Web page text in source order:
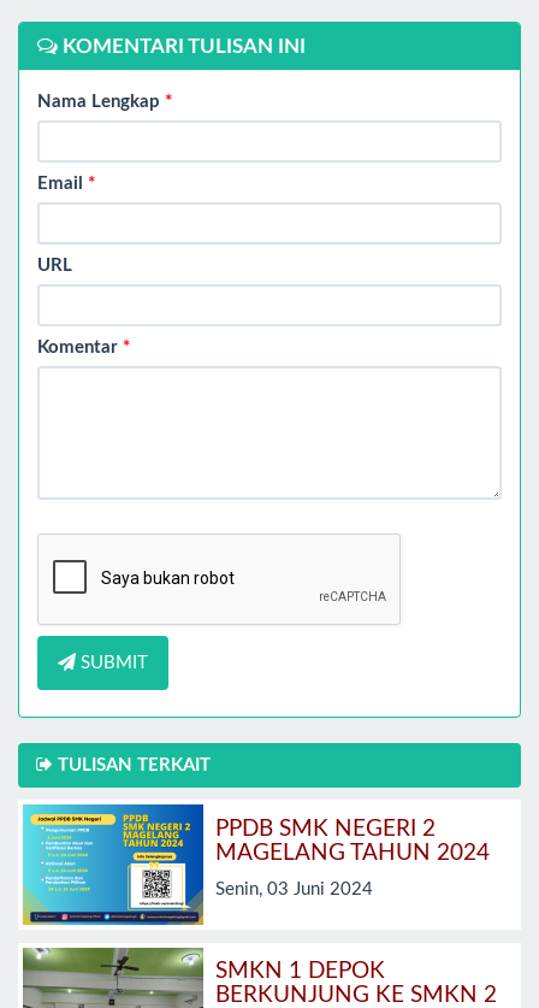
KOMENTARI TULISAN INI
Nama Lengkap *
Email *
URL
Komentar *
SUBMIT
TULISAN TERKAIT
PPDB SMK NEGERI 2
MAGELANG TAHUN 2024
Senin, 03 Juni 2024
SMKN 1 DEPOK
BERKUNJUNG KE SMKN 2